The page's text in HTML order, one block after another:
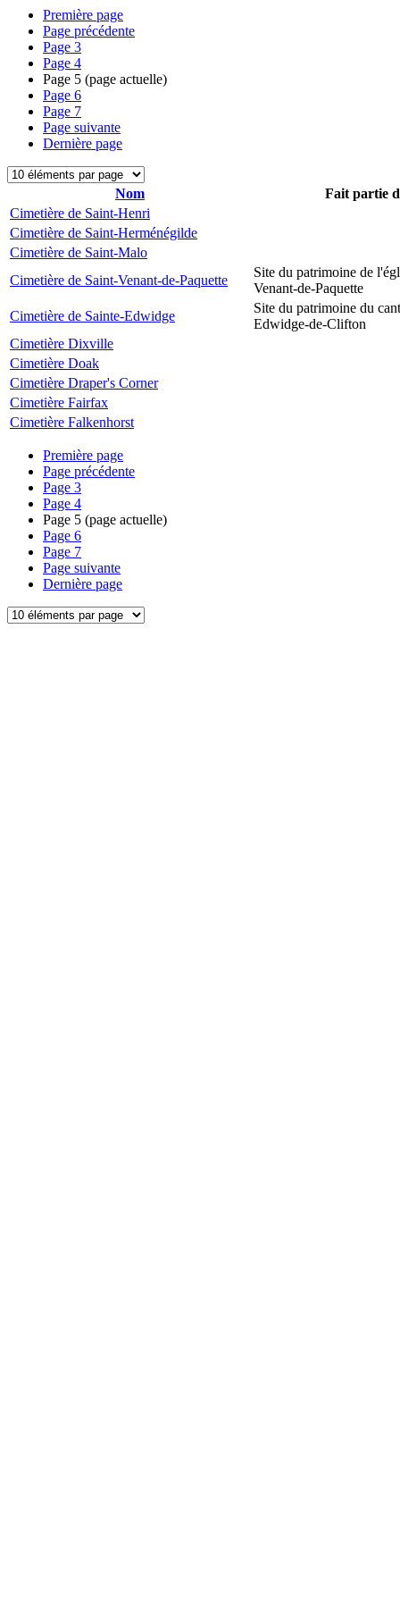
Première page
Page précédente
Page 3
Page 4
Page 5 (page actuelle)
Page 6
Page 7
Page suivante
Dernière page
Nom
Fait partie
Cimetière de Saint-Henri
Cimetière de Saint-Herménégilde
Cimetière de Saint-Malo
Cimetière de Saint-Venant-de-Paquette
Site du patrimoine de
Venant-de-Paquette
Cimetière de Sainte-Edwidge
Site du patrimoine du
Edwidge-de-Clifton
Cimetière Dixville
Cimetière Doak
Cimetière Draper's Corner
Cimetière Fairfax
Cimetière Falkenhorst
Première page
Page précédente
Page 3
Page 4
Page 5 (page actuelle)
Page 6
Page 7
Page suivante
Dernière page